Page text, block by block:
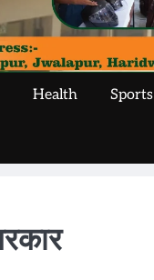
Health Sports